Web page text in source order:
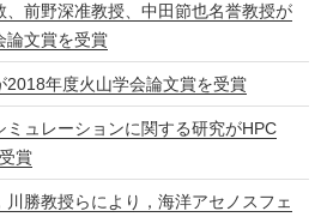
、前野深准教授、中田節也名誉教授が
論文賞を受賞
2018年度火山学会論文賞を受賞
ミュレーションに関する研究がHPC
賞
川勝教授らにより，海洋アセノスフェ